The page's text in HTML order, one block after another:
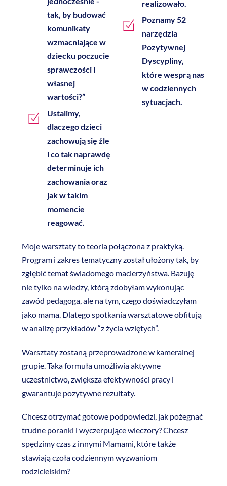
tak, by budować
komunikaty
wzmacniające w
dziecku poczucie
sprawczości i
własnej
wartości?”
Ustalimy,
dlaczego dzieci
zachowują się źle
i co tak naprawdę
determinuje ich
zachowania oraz
jak w takim
momencie
reagować.
realizowało.
Poznamy 52
narzędzia
Pozytywnej
Dyscypliny,
które wesprą nas
w codziennych
sytuacjach.
Moje warsztaty to teoria połączona z praktyką.
Program i zakres tematyczny został ułożony tak, by
zgłębić temat świadomego macierzyństwa. Bazuję
nie tylko na wiedzy, którą zdobyłam wykonując
zawód pedagoga, ale na tym, czego doświadczyłam
jako mama. Dlatego spotkania warsztatowe obfitują
w analizę przykładów “z życia wziętych”.
Warsztaty zostaną przeprowadzone w kameralnej
grupie. Taka formuła umożliwia aktywne
uczestnictwo, zwiększa efektywności pracy i
gwarantuje pozytywne rezultaty.
Chcesz otrzymać gotowe podpowiedzi, jak pożegnać
trudne poranki i wyczerpujące wieczory? Chcesz
spędzimy czas z innymi Mamami, które także
stawiają czoła codziennym wyzwaniom
rodzicielskim?